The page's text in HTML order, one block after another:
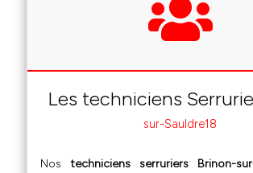
Les techniciens
sur-Sauldre18
Nostechniciens serruriers Brinon-